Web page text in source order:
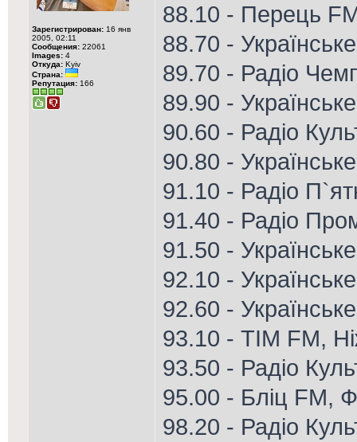
Зарегистрирован: 16 янв
2005, 02:11
Сообщения: 22061
Images: 4
Откуда: Kyiv
Страна:
Репутация: 166
88.10 - Перець
88.70 -
89.70 - Радіо
89.90 -
90.60 - Радіо
90.80 -
91.10 - Радіо
91.40 - Радіо
91.50 -
92.10 -
92.60 -
93.10 - ТІМ FM,
93.50 - Радіо
95.00 - Бліц FM,
98.20 - Радіо